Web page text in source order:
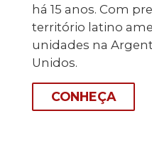
há 15 anos. Com
território latino
unidades na
Unidos.
CONHEÇA